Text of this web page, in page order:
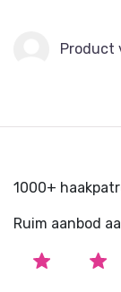
Product
1000+
Ruim aanbod